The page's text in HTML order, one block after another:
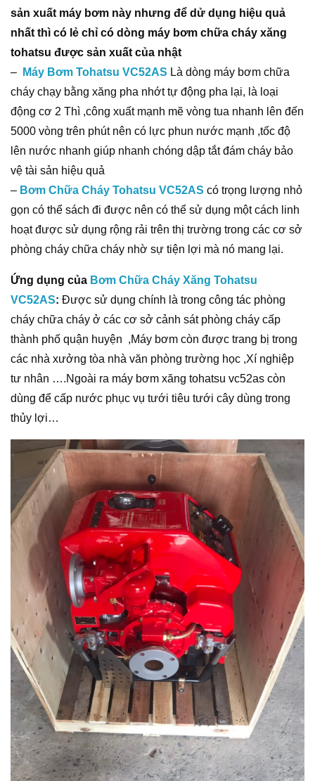
sản xuất máy bơm này nhưng để dử dụng hiệu quả
nhất thì có lẻ chỉ có dòng máy bơm chữa cháy xăng
tohatsu được sản xuất của nhật
–
Máy Bơm Tohatsu VC52AS Là dòng máy bơm chữa
cháy chạy bằng xăng pha nhớt tự động pha lại, là loại
động cơ 2 Thì ,công xuất mạnh mẽ vòng tua nhanh lên đến
5000 vòng trên phút nên có lực phun nước mạnh ,tốc độ
lên nước nhanh giúp nhanh chóng dập tắt đám cháy bảo
vệ tài sản hiệu quả
– Bơm Chữa Cháy Tohatsu VC52AS có trọng lượng nhỏ
gọn có thể sách đi được nên có thể sử dụng một cách linh
hoạt được sử dụng rộng rải trên thị trường trong các cơ sở
phòng cháy chữa cháy nhờ sự tiện lợi mà nó mang lại.
Ứng dụng của Bơm Chữa Cháy Xăng Tohatsu
VC52AS: Được sử dụng chính là trong công tác phòng
cháy chữa cháy ở các cơ sở cảnh sát phòng cháy cấp
thành phố quận huyện ,Máy bơm còn được trang bị trong
các nhà xưởng tòa nhà văn phòng trường học ,Xí nghiệp
tư nhân ….Ngoài ra máy bơm xăng tohatsu vc52as còn
dùng để cấp nước phục vụ tưới tiêu tưới cây dùng trong
thủy lợi…